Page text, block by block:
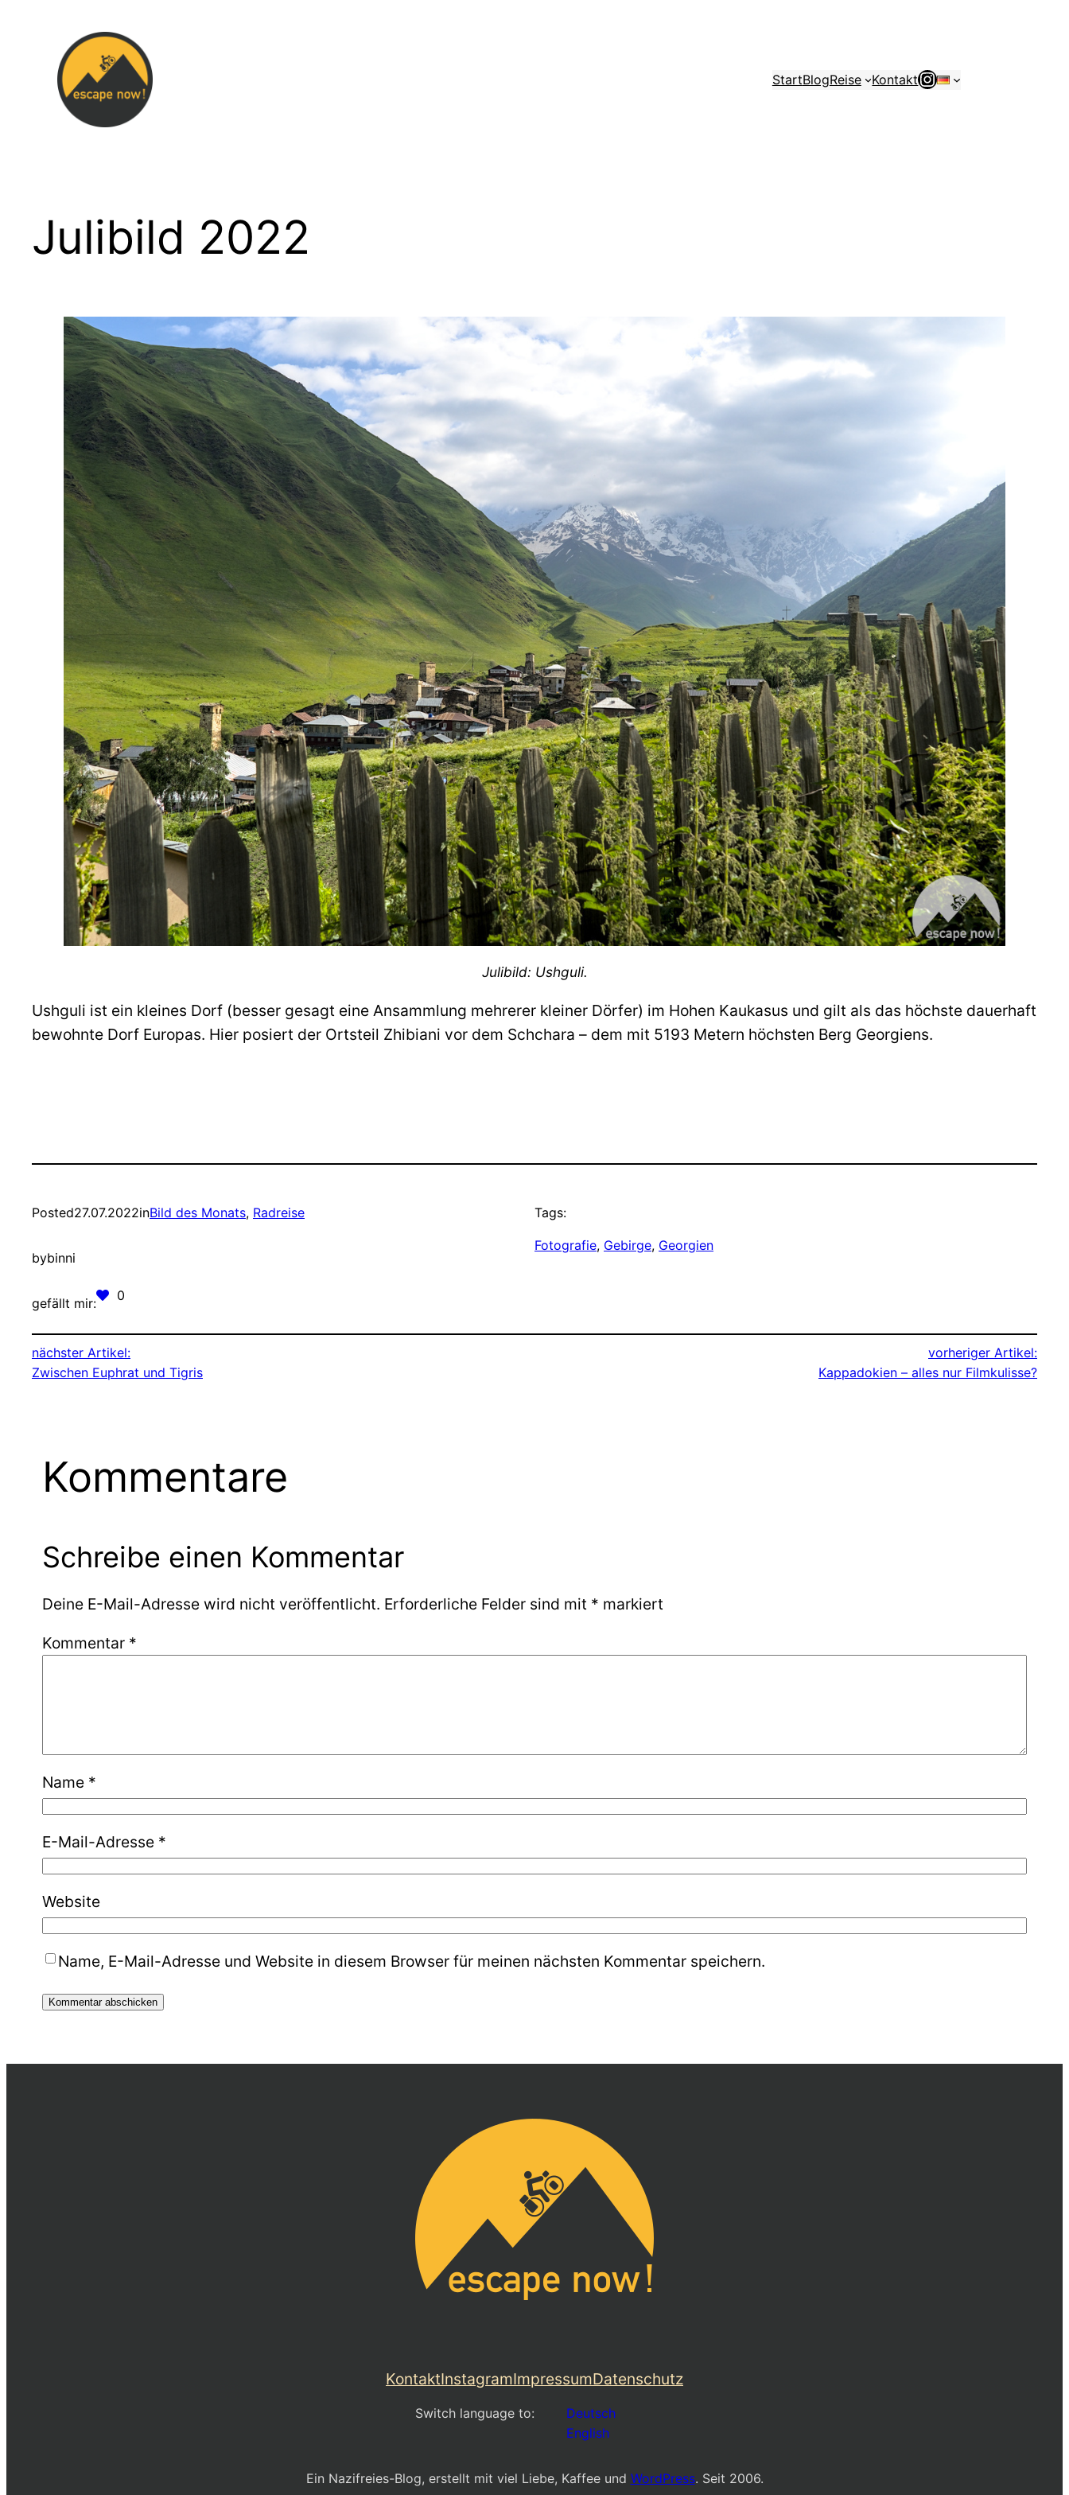
springen
StartBlogReise KontaktInstagram
Julibild 2022
Julibild: Ushguli.
Ushguli ist ein kleines Dorf (besser gesagt eine Ansammlung mehrerer kleiner Dörfer) im Hohen Kaukasus und gilt als das höchste dauerhaft
bewohnte Dorf Europas. Hier posiert der Ortsteil Zhibiani vor dem Schchara – dem mit 5193 Metern höchsten Berg Georgiens.
Posted27.07.2022inBild des Monats, Radreise
bybinni
gefällt mir: 0
Tags:
Fotografie, Gebirge, Georgien
nächster Artikel:
Zwischen Euphrat und Tigris
vorheriger Artikel:
Kappadokien – alles nur Filmkulisse?
Kommentare
Schreibe einen Kommentar
Deine E-Mail-Adresse wird nicht veröffentlicht. Erforderliche Felder sind mit * markiert
Kommentar *
Name *
E-Mail-Adresse *
Website
Name, E-Mail-Adresse und Website in diesem Browser für meinen nächsten Kommentar speichern.
KontaktInstagramImpressumDatenschutz
Switch language to:
Deutsch
English
Ein Nazifreies-Blog, erstellt mit viel Liebe, Kaffee und WordPress. Seit 2006.